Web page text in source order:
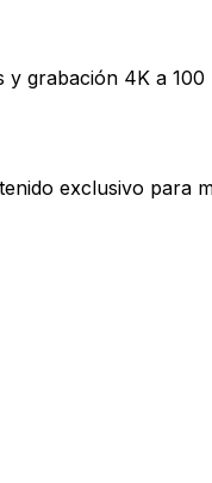
grabación 4K a
exclusivo para